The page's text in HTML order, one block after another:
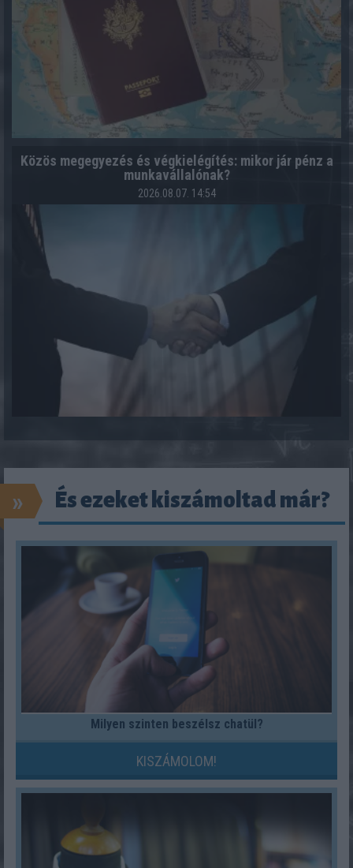
Közös megegyezés és végkielégítés: mikor jár pénz a
munkavállalónak?
2026.08.07. 14:54
» És ezeket kiszámoltad már?
Milyen szinten beszélsz chatül?
KISZÁMOLOM!